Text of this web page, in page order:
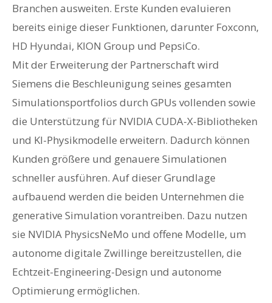
Branchen ausweiten. Erste Kunden evaluieren
bereits einige dieser Funktionen, darunter Foxconn,
HD Hyundai, KION Group und PepsiCo.
Mit der Erweiterung der Partnerschaft wird
Siemens die Beschleunigung seines gesamten
Simulationsportfolios durch GPUs vollenden sowie
die Unterstützung für NVIDIA CUDA-X-Bibliotheken
und KI-Physikmodelle erweitern. Dadurch können
Kunden größere und genauere Simulationen
schneller ausführen. Auf dieser Grundlage
aufbauend werden die beiden Unternehmen die
generative Simulation vorantreiben. Dazu nutzen
sie NVIDIA PhysicsNeMo und offene Modelle, um
autonome digitale Zwillinge bereitzustellen, die
Echtzeit-Engineering-Design und autonome
Optimierung ermöglichen.